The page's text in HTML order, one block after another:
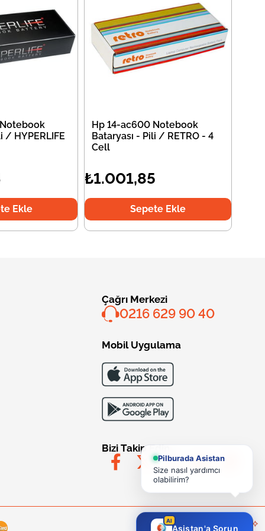
/ HYPERLIFE
Ekle
Hp 14-ac600 Notebook
Bataryası - Pili / RETRO - 4
Cell
₺1.001,85
Sepete Ekle
Çağrı Merkezi
0216 629 90 40
Mobil Uygulama
Bizi Takip Edin
Pilburada Asistan
Size nasıl yardımcı
olabilirim?
AI
Asistan'a Sorun